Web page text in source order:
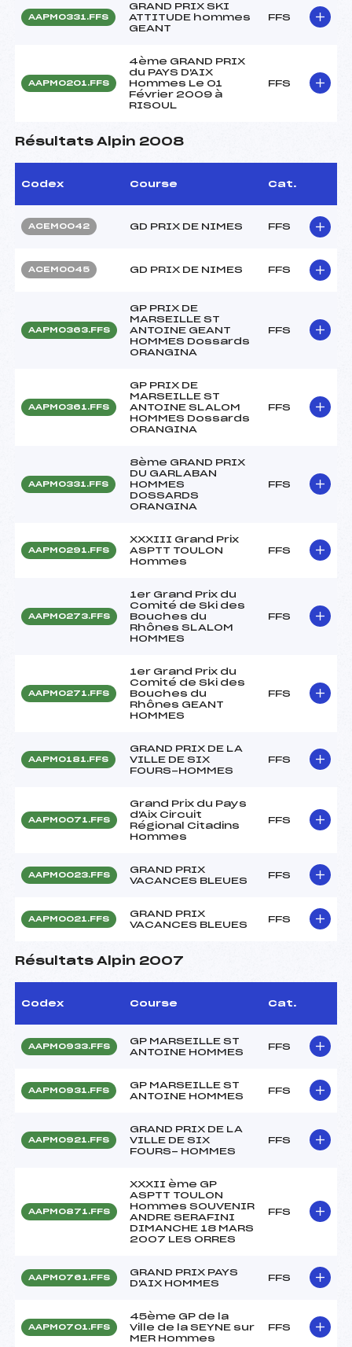
AAPM0331.FFS
GRAND PRIX SKI
ATTITUDE hommes
GEANT
FFS
AAPM0201.FFS
4ème GRAND PRIX
du PAYS D'AIX
Hommes Le 01
Février 2009 à
RISOUL
FFS
Résultats Alpin 2008
Codex Course Cat.
ACEM0042 GD PRIX DE NIMES FFS
ACEM0045 GD PRIX DE NIMES FFS
AAPM0363.FFS
GP PRIX DE
MARSEILLE ST
ANTOINE GEANT
HOMMES Dossards
ORANGINA
FFS
AAPM0361.FFS
GP PRIX DE
MARSEILLE ST
ANTOINE SLALOM
HOMMES Dossards
ORANGINA
FFS
AAPM0331.FFS
8ème GRAND PRIX
DU GARLABAN
HOMMES
DOSSARDS
ORANGINA
FFS
AAPM0291.FFS
XXXIII Grand Prix
ASPTT TOULON
Hommes
FFS
AAPM0273.FFS
1er Grand Prix du
Comité de Ski des
Bouches du
Rhônes SLALOM
HOMMES
FFS
AAPM0271.FFS
1er Grand Prix du
Comité de Ski des
Bouches du
Rhônes GEANT
HOMMES
FFS
AAPM0181.FFS
GRAND PRIX DE LA
VILLE DE SIX
FOURS-HOMMES
FFS
AAPM0071.FFS
Grand Prix du Pays
d'Aix Circuit
Régional Citadins
Hommes
FFS
AAPM0023.FFS
GRAND PRIX
VACANCES BLEUES
FFS
AAPM0021.FFS
GRAND PRIX
VACANCES BLEUES
FFS
Résultats Alpin 2007
Codex Course Cat.
AAPM0933.FFS
GP MARSEILLE ST
ANTOINE HOMMES
FFS
AAPM0931.FFS
GP MARSEILLE ST
ANTOINE HOMMES
FFS
AAPM0921.FFS
GRAND PRIX DE LA
VILLE DE SIX
FOURS- HOMMES
FFS
AAPM0871.FFS
XXXII ème GP
ASPTT TOULON
Hommes SOUVENIR
ANDRE SERAFINI
DIMANCHE 18 MARS
2007 LES ORRES
FFS
AAPM0761.FFS
GRAND PRIX PAYS
D'AIX HOMMES
FFS
AAPM0701.FFS
45ème GP de la
Ville de la SEYNE sur
MER Hommes
FFS